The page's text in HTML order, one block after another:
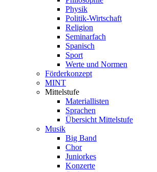
Physik
Politik-Wirtschaft
Religion
Seminarfach
Spanisch
Sport
Werte und Normen
Förderkonzept
MINT
Mittelstufe
Materiallisten
Sprachen
Übersicht Mittelstufe
Musik
Big Band
Chor
Juniorkes
Konzerte